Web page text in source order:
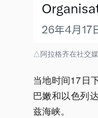
△阿拉格齐在社交
当地时间17日
巴嫩和以色列
兹海峡。